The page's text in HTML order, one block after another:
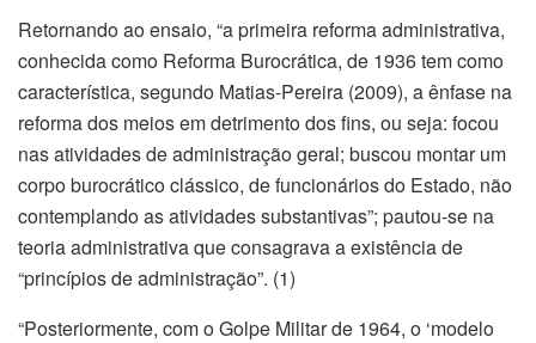
Retornando ao ensaio, “a primeira reforma administrativa,
conhecida como Reforma Burocrática, de 1936 tem como
característica, segundo Matias-Pereira (2009), a ênfase na
reforma dos meios em detrimento dos fins, ou seja: focou
nas atividades de administração geral; buscou montar um
corpo burocrático clássico, de funcionários do Estado, não
contemplando as atividades substantivas”; pautou-se na
teoria administrativa que consagrava a existência de
“princípios de administração”. (1)
“Posteriormente, com o Golpe Militar de 1964, o ‘modelo